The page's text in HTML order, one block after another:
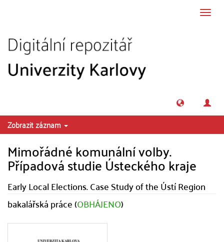
Zobrazit záznam
Mimořádné komunální volby.
Případová studie Ústeckého kraje
Early Local Elections. Case Study of the Ústí Region
bakalářská práce (OBHÁJENO)